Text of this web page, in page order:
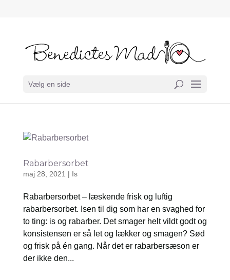
Vælg en side
Rabarbersorbet
maj 28, 2021 | Is
Rabarbersorbet – læskende frisk og luftig
rabarbersorbet. Isen til dig som har en svaghed for
to ting: is og rabarber. Det smager helt vildt godt og
konsistensen er så let og lækker og smagen? Sød
og frisk på én gang. Når det er rabarbersæson er
der ikke den...